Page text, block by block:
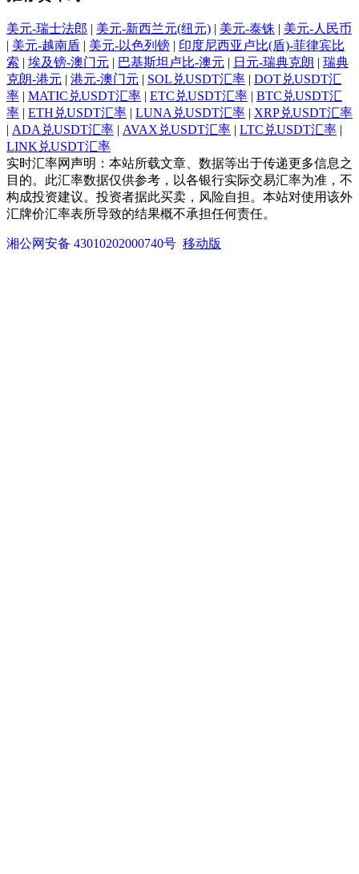
美元-瑞士法郎 | 美元-新西兰元(纽元) | 美元-泰铢 | 美元-人民币
| 美元-越南盾 | 美元-以色列镑 | 印度尼西亚卢比(盾)-菲律宾比
索 | 埃及镑-澳门元 | 巴基斯坦卢比-澳元 | 日元-瑞典克朗 | 瑞典
克朗-港元 | 港元-澳门元 | SOL兑USDT汇率 | DOT兑USDT汇
率 | MATIC兑USDT汇率 | ETC兑USDT汇率 | BTC兑USDT汇
率 | ETH兑USDT汇率 | LUNA兑USDT汇率 | XRP兑USDT汇率
| ADA兑USDT汇率 | AVAX兑USDT汇率 | LTC兑USDT汇率 |
LINK兑USDT汇率
实时汇率网声明：本站所载文章、数据等出于传递更多信息之
目的。此汇率数据仅供参考，以各银行实际交易汇率为准，不
构成投资建议。投资者据此买卖，风险自担。本站对使用该外
汇牌价汇率表所导致的结果概不承担任何责任。
湘公网安备 43010202000740号 移动版